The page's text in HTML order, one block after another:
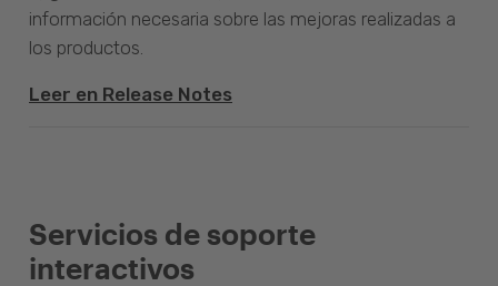
información necesaria sobre las mejoras realizadas a
los productos.
Leer en Release Notes
Servicios de soporte
interactivos